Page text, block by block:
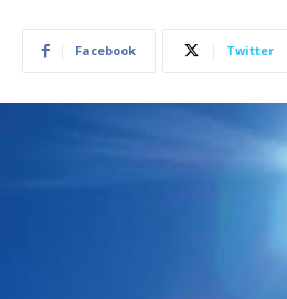
Facebook Twitter